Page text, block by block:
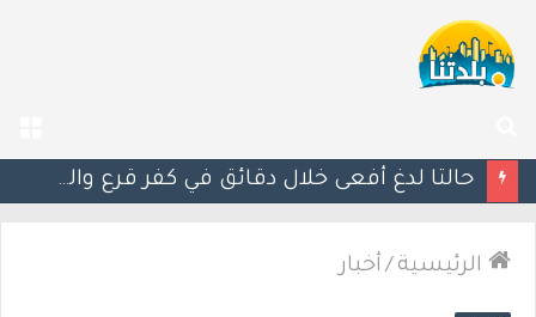
عن
مصرع الفتى محمد جمعة القرناوي (17 عامًا) في حادث سير مروّع في عرعرة النقب
الرئيسية / أخبار